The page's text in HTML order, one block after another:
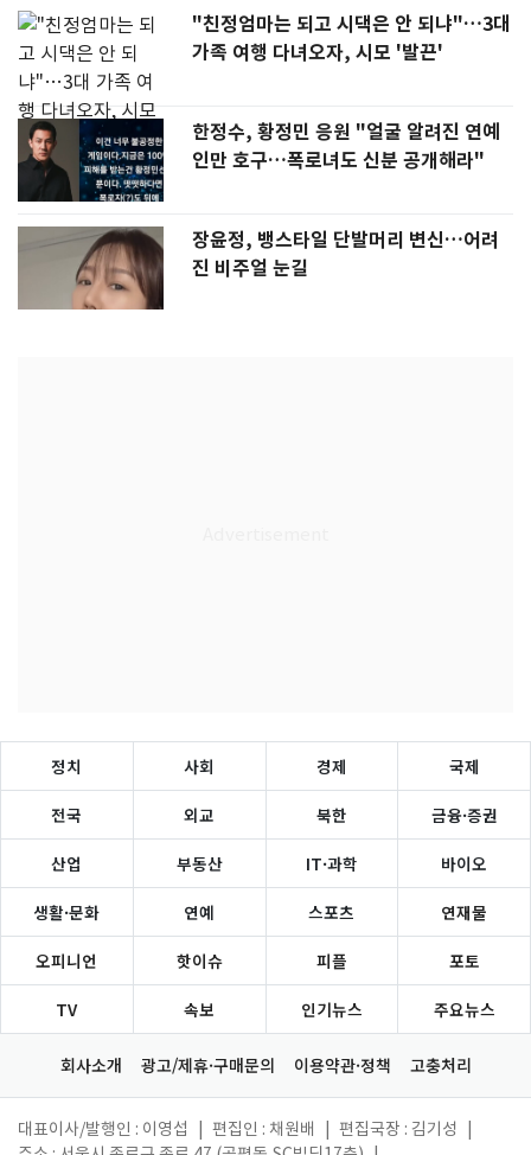
"친정엄마는 되고 시댁은 안 되냐"…3대
가족 여행 다녀오자, 시모 '발끈'
한정수, 황정민 응원 "얼굴 알려진 연예
인만 호구…폭로녀도 신분 공개해라"
장윤정, 뱅스타일 단발머리 변신…어려
진 비주얼 눈길
정치 사회 경제 국제
전국 외교 북한 금융·증권
산업 부동산 IT·과학 바이오
생활·문화 연예 스포츠 연재물
오피니언 핫이슈 피플 포토
TV 속보 인기뉴스 주요뉴스
회사소개 광고/제휴·구매문의 이용약관·정책 고충처리
대표이사/발행인 : 이영섭 편집인 : 채원배 편집국장 : 김기성